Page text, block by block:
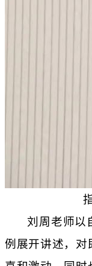
刘周老师以
例展开讲述，对